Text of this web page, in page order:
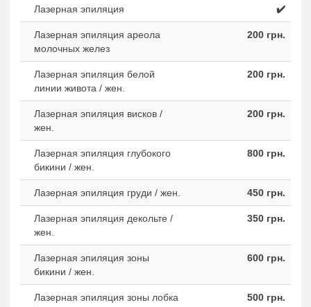
Лазерная эпиляция ✔️
Лазерная эпиляция ареола
молочных желез
200 грн.
Лазерная эпиляция белой
линии живота / жен.
200 грн.
Лазерная эпиляция висков /
жен.
200 грн.
Лазерная эпиляция глубокого
бикини / жен.
800 грн.
Лазерная эпиляция груди / жен. 450 грн.
Лазерная эпиляция декольте /
жен.
350 грн.
Лазерная эпиляция зоны
бикини / жен.
600 грн.
Лазерная эпиляция зоны лобка
500 грн.